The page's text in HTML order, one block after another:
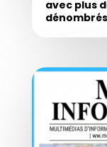
avec plus
dénombrés